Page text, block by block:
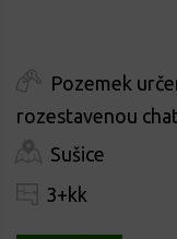
Pozemek
rozestavenou
Sušice
3+kk